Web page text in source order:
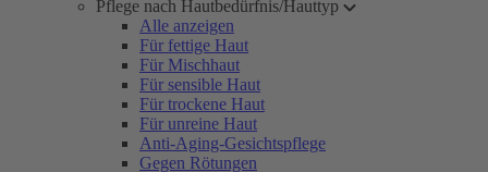
Pflege nach Hautbedürfnis/Hauttyp
Alle anzeigen
Für fettige Haut
Für Mischhaut
Für sensible Haut
Für trockene Haut
Für unreine Haut
Anti-Aging-Gesichtspflege
Gegen Rötungen